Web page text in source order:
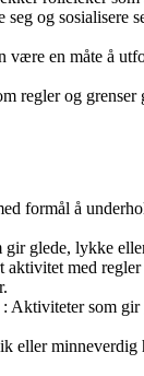
og sosialisere
være en måte å
regler og grenser
formål å
gir glede, lykke
aktivitet med
: Aktiviteter som
eller minneverdig